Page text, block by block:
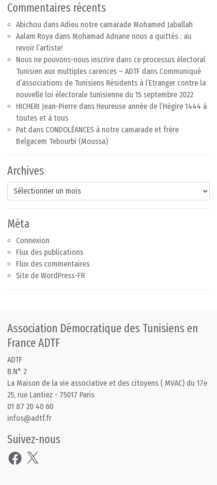
Commentaires récents
Abichou dans Adieu notre camarade Mohamed Jaballah
Aalam Roya dans Mohamad Adnane nous a quittés : au
revoir l’artiste!
Nous ne pouvons-nous inscrire dans ce processus électoral
Tunisien aux multiples carences – ADTF dans Communiqué
d’associations de Tunisiens Résidents à l’Etranger contre la
nouvelle loi électorale tunisienne du 15 septembre 2022
HICHERI Jean-Pierre dans Heureuse année de l’Hégire 1444 à
toutes et à tous
Pat dans CONDOLÉANCES à notre camarade et frère
Belgacem Tebourbi (Moussa)
Archives
Archives
Méta
Connexion
Flux des publications
Flux des commentaires
Site de WordPress-FR
Association Démocratique des Tunisiens en
France ADTF
ADTF
B.N° 2
La Maison de la vie associative et des citoyens ( MVAC) du 17e
25, rue Lantiez - 75017 Paris
01 87 20 40 60
infos@adtf.fr
Suivez-nous
Facebook
X